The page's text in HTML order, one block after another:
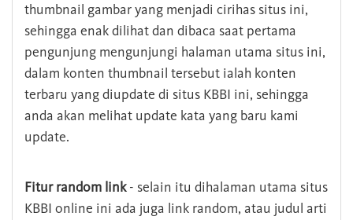
thumbnail gambar yang menjadi cirihas situs ini,
sehingga enak dilihat dan dibaca saat pertama
pengunjung mengunjungi halaman utama situs ini,
dalam konten thumbnail tersebut ialah konten
terbaru yang diupdate di situs KBBI ini, sehingga
anda akan melihat update kata yang baru kami
update.
Fitur random link- selain itu dihalaman utama situs
KBBI online ini ada juga link random, atau judul arti